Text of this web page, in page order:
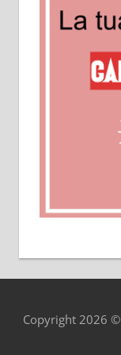
Copyright 2026